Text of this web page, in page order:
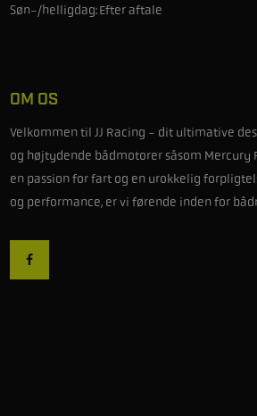
Søn-/helligdag:Efter aftale
OM OS
Velkommen til JJ Racing - dit ultimative
og højtydende bådmotorer såsom Mercury
en passion for fart og en urokkelig
og performance, er vi førende inden for